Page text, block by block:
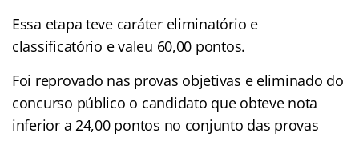
Essa etapa teve caráter eliminatório e
classificatório e valeu 60,00 pontos.
Foi reprovado nas provas objetivas e eliminado do
concurso público o candidato que obteve nota
inferior a 24,00 pontos no conjunto das provas